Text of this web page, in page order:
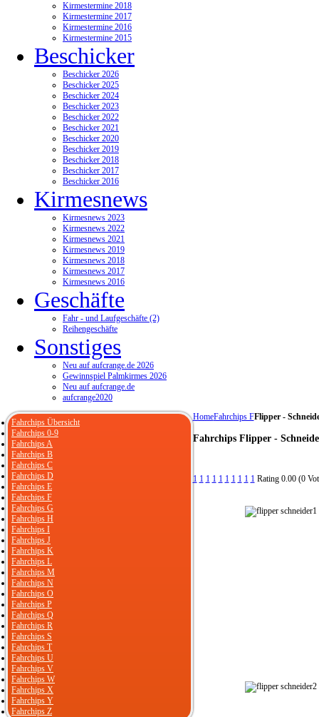
Kirmestermine 2018
Kirmestermine 2017
Kirmestermine 2016
Kirmestermine 2015
Beschicker
Beschicker 2026
Beschicker 2025
Beschicker 2024
Beschicker 2023
Beschicker 2022
Beschicker 2021
Beschicker 2020
Beschicker 2019
Beschicker 2018
Beschicker 2017
Beschicker 2016
Kirmesnews
Kirmesnews 2023
Kirmesnews 2022
Kirmesnews 2021
Kirmesnews 2019
Kirmesnews 2018
Kirmesnews 2017
Kirmesnews 2016
Geschäfte
Fahr - und Laufgeschäfte (2)
Reihengeschäfte
Sonstiges
Neu auf aufcrange.de 2026
Gewinnspiel Palmkirmes 2026
Neu auf aufcrange.de
aufcrange2020
HomeFahrchips FFlipper -
Fahrchips Flipper -
1 1 1 1 1 1 1 1 1 1 Rating 0.00 (0
Fahrchips Übersicht
Fahrchips 0-9
Fahrchips A
Fahrchips B
Fahrchips C
Fahrchips D
Fahrchips E
Fahrchips F
Fahrchips G
Fahrchips H
Fahrchips I
Fahrchips J
Fahrchips K
Fahrchips L
Fahrchips M
Fahrchips N
Fahrchips O
Fahrchips P
Fahrchips Q
Fahrchips R
Fahrchips S
Fahrchips T
Fahrchips U
Fahrchips V
Fahrchips W
Fahrchips X
Fahrchips Y
Fahrchips Z